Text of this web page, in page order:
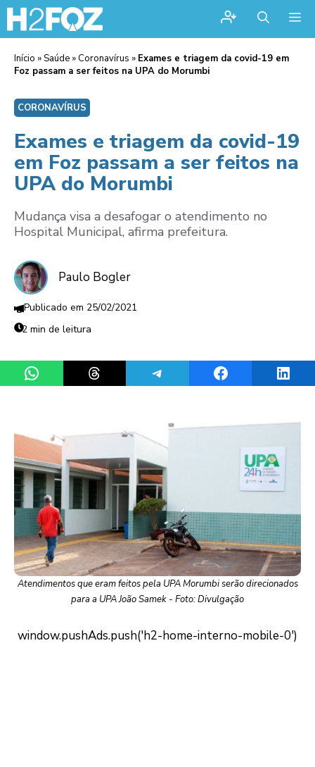
Início »Saúde » Coronavírus » Exames e triagem da covid-19 em
Foz passam a ser feitos na UPA do Morumbi
CORONAVÍRUS
Exames e triagem da covid-19
em Foz passam a ser feitos na
UPA do Morumbi
Mudança visa a desafogar o atendimento no
Hospital Municipal, afirma prefeitura.
Paulo Bogler
25/02/2021
2 min de leitura
Share on WhatsAppShare on ThreadsShare on TelegramShare on Facebook
Atendimentos que eram feitos pela UPA Morumbi serão direcionados
para a UPA João Samek - Foto: Divulgação